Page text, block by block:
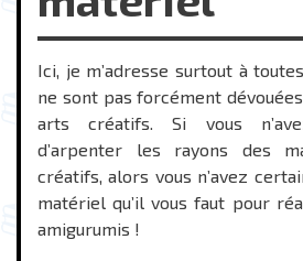
Ici, je m’adresse surtout à
ne sont pas forcément
arts créatifs. Si vous
d’arpenter les rayons des
créatifs, alors vous n’avez
matériel qu’il vous faut pour
amigurumis !